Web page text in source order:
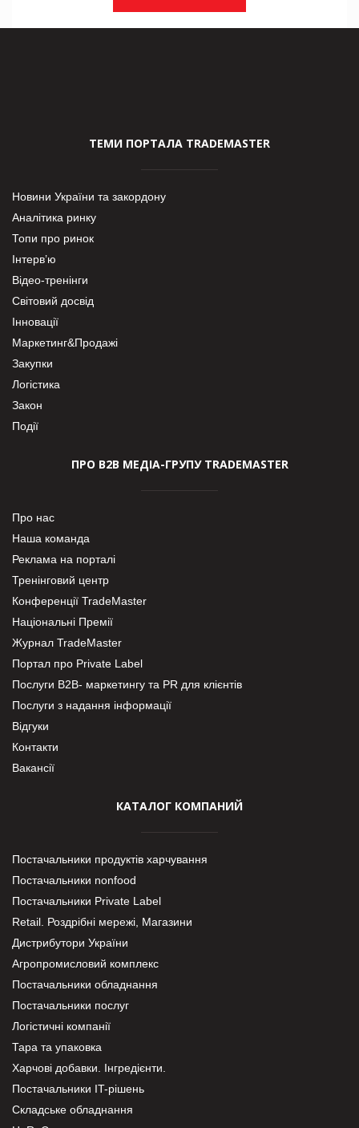
ТЕМИ ПОРТАЛА TRADEMASTER
Новини України та закордону
Аналітика ринку
Топи про ринок
Інтерв’ю
Відео-тренінги
Світовий досвід
Інновації
Маркетинг&Продажі
Закупки
Логістика
Закон
Події
ПРО В2В МЕДІА-ГРУПУ TRADEMASTER
Про нас
Наша команда
Реклама на порталі
Тренінговий центр
Конференції TradeMaster
Національні Премії
Журнал TradeMaster
Портал про Private Label
Послуги В2В- маркетингу та PR для клієнтів
Послуги з надання інформації
Відгуки
Контакти
Вакансії
КАТАЛОГ КОМПАНИЙ
Постачальники продуктів харчування
Постачальники nonfood
Постачальники Private Label
Retail. Роздрібні мережі, Магазини
Дистрибутори України
Агропромисловий комплекс
Постачальники обладнання
Постачальники послуг
Логістичні компанії
Тара та упаковка
Харчові добавки. Інгредієнти.
Постачальники IT-рішень
Складське обладнання